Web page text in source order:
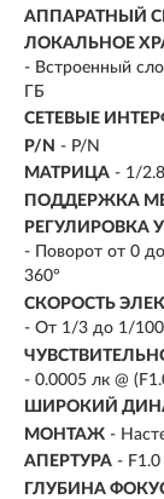
АППАРАТНЫЙ
ЛОКАЛЬНОЕ
- Встроенный
ГБ
СЕТЕВЫЕ
P/N - P/N
МАТРИЦА - 1/
ПОДДЕРЖКА
РЕГУЛИРОВКА
- Поворот от 0
360°
СКОРОСТЬ
- От 1/3 до 1/
- 0.0005 лк @
ШИРОКИЙ
МОНТАЖ -
АПЕРТУРА - F1.0
ГЛУБИНА